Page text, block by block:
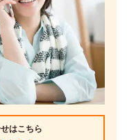
はこちら